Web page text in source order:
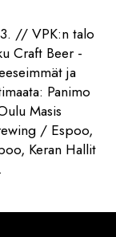
// VPK:n talo
Craft Beer -
ja
Panimo
Masis
/ Espoo,
Keran Hallit